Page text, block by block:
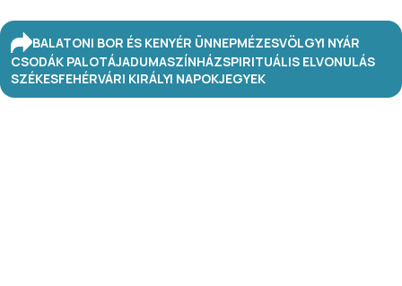
BALATONI BOR ÉS KENYÉR ÜNNEPMÉZESVÖLGYI NYÁR
CSODÁK PALOTÁJADUMASZÍNHÁZSPIRITUÁLIS ELVONULÁS
SZÉKESFEHÉRVÁRI KIRÁLYI NAPOKJEGYEK